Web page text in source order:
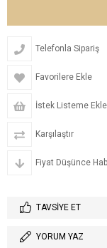
Telefonla Sipariş
Favorilere Ekle
İstek Listeme Ekle
Karşılaştır
Fiyat Düşünce
TAVSIYE ET
YORUM YAZ